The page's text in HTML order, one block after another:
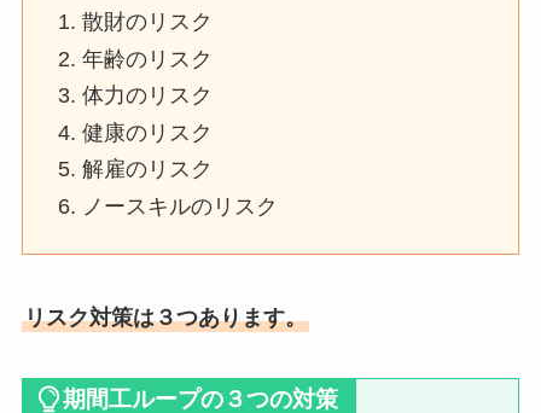
散財のリスク
年齢のリスク
体力のリスク
健康のリスク
解雇のリスク
ノースキルのリスク
リスク対策は３つあります。
期間工ループの３つの対策